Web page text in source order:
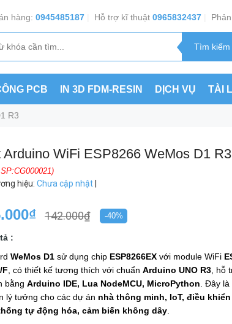
hàng: 0945485187| Hỗ trợ kĩ thuật 0965832437|
PCB IN 3D FDM-RESIN DỊCH VỤ TÀI
R3
Arduino WiFi ESP8266 WeMos D1 R3
hiệu: Chưa cập nhật
142.000₫ -40%
:
WeMos D1 sử dụng chip ESP8266EX với module WiFi
F , có thiết kế tương thích với chuẩn Arduino UNO R3 , hỗ
bằng Arduino IDE, Lua NodeMCU, MicroPython . Đây
lý tưởng cho các dự án nhà thông minh, IoT, điều
tự động hóa, cảm biến không dây